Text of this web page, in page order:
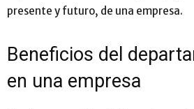
presente y futuro, de una empresa.
Beneficios del
en una empresa